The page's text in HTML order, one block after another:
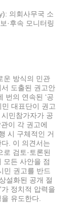
의회사무국 소
·후속 모니터링
운 방식의 민관
도출된 권고안
번의 연속된 ‘공
대표단이 권고
민참가자가 공
이 각 권고에
시 구체적인 거
. 이 의견서는
검토·토론된
모든 사안을 점
민 권고를 반드
설화된 공개 절
정치적 압력을
유도한다.